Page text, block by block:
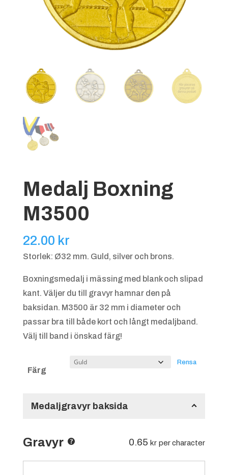
Medalj Boxning
M3500
22.00 kr
Storlek: Ø32 mm. Guld, silver och brons.
Boxningsmedalj i mässing med blank och slipad
kant. Väljer du till gravyr hamnar den på
baksidan. M3500 är 32 mm i diameter och
passar bra till både kort och långt medaljband.
Välj till band i önskad färg!
Färg
Rensa
Medaljgravyr baksida
Gravyr 0.65kr per character